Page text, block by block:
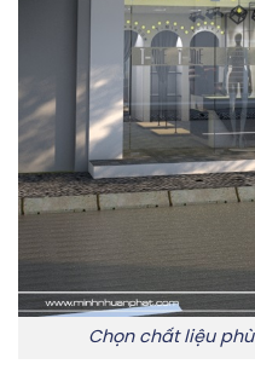
Chọn chất liệu